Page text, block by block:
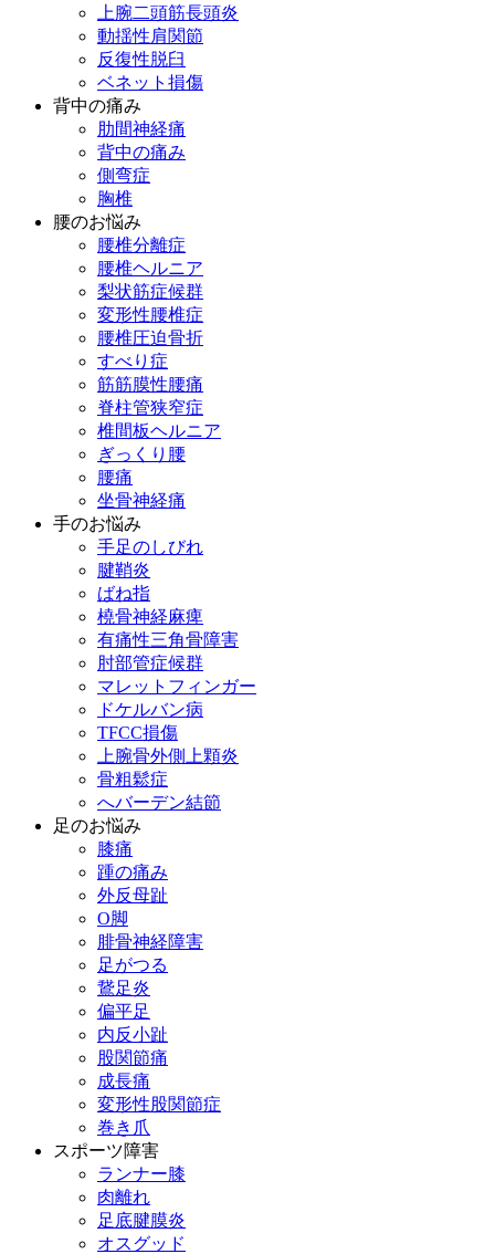
上腕二頭筋長頭炎
動揺性肩関節
反復性脱臼
ベネット損傷
背中の痛み
肋間神経痛
背中の痛み
側弯症
胸椎
腰のお悩み
腰椎分離症
腰椎ヘルニア
梨状筋症候群
変形性腰椎症
腰椎圧迫骨折
すべり症
筋筋膜性腰痛
脊柱管狭窄症
椎間板ヘルニア
ぎっくり腰
腰痛
坐骨神経痛
手のお悩み
手足のしびれ
腱鞘炎
ばね指
橈骨神経麻痺
有痛性三角骨障害
肘部管症候群
マレットフィンガー
ドケルバン病
TFCC損傷
上腕骨外側上顆炎
骨粗鬆症
へバーデン結節
足のお悩み
膝痛
踵の痛み
外反母趾
О脚
腓骨神経障害
足がつる
鵞足炎
偏平足
内反小趾
股関節痛
成長痛
変形性股関節症
巻き爪
スポーツ障害
ランナー膝
肉離れ
足底腱膜炎
オスグッド